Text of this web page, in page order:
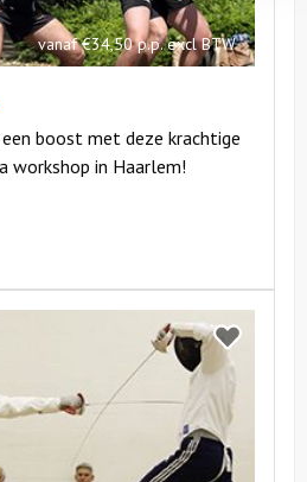
vanaf €34,50 p.p. excl BTW
boost met deze krachtige
workshop in Haarlem!
Bekijk
Workshop
Schermen